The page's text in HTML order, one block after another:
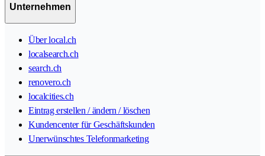
Unternehmen
Über local.ch
localsearch.ch
search.ch
renovero.ch
localcities.ch
Eintrag erstellen / ändern / löschen
Kundencenter für Geschäftskunden
Unerwünschtes Telefonmarketing